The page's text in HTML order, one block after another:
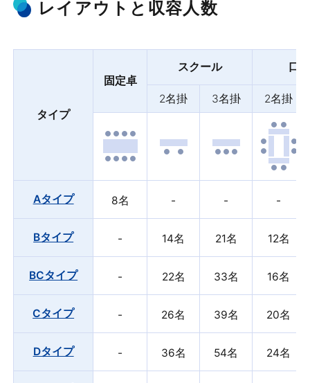
※表示価格は全て税込です。
※平日料金です。
別館の特長
※表示価格は全て税込です。
※平日料金です。
会議室一覧
Aタイプ
17㎡・19㎡
※表示価格は全て税込です。
※平日料金です。
3時間パック 5時間パック 8
Aタイプ ¥7,260 ¥12,100
Bタイプ ¥18,700
BCタイプ ¥25,300
Cタイプ ¥30,800
Dタイプ
レイアウトと収容人数
タイプ
固定卓
スクール 口
2名掛 3名掛 2名掛
Aタイプ 8名 - - -
Bタイプ - 14名 21名 12名
BCタイプ - 22名 33名 16名
Cタイプ - 26名 39名 20名
Dタイプ - 36名 54名 24名